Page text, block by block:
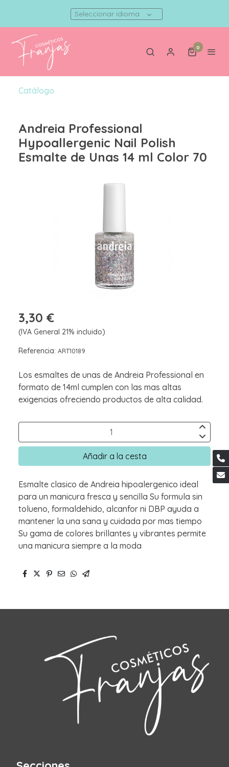
Seleccionar idioma
0
Catálogo
Andreia Professional
Hypoallergenic Nail Polish
Esmalte de Unas 14 ml Color 70
3,30 €
(IVA General 21% incluido)
Referencia: ART10189
Los esmaltes de unas de Andreia Professional en
formato de 14ml cumplen con las mas altas
exigencias ofreciendo productos de alta calidad.
Añadir a la cesta
Esmalte clasico de Andreia hipoalergenico ideal
para un manicura fresca y sencilla Su formula sin
tolueno, formaldehido, alcanfor ni DBP ayuda a
mantener la una sana y cuidada por mas tiempo
Su gama de colores brillantes y vibrantes permite
una manicura siempre a la moda